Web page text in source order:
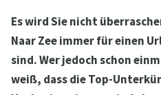
Es wird Sie nicht
Naar Zee immer für einen
sind. Wer jedoch schon
weiß, dass die Top-